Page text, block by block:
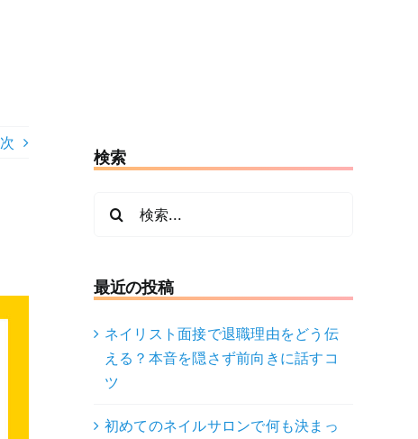
次
検索
最近の投稿
ネイリスト面接で退職理由をどう伝
える？本音を隠さず前向きに話すコ
ツ
初めてのネイルサロンで何も決まっ